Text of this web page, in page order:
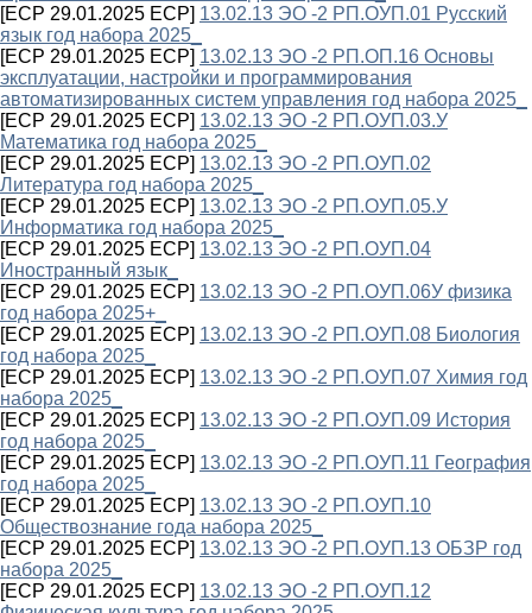
[ECP 29.01.2025 ECP] 13.02.13 ЭО -2 РП.ОУП.01 Русский
язык год набора 2025_
[ECP 29.01.2025 ECP] 13.02.13 ЭО -2 РП.ОП.16 Основы
эксплуатации, настройки и программирования
автоматизированных систем управления год набора 2025_
[ECP 29.01.2025 ECP] 13.02.13 ЭО -2 РП.ОУП.03.У
Математика год набора 2025_
[ECP 29.01.2025 ECP] 13.02.13 ЭО -2 РП.ОУП.02
Литература год набора 2025_
[ECP 29.01.2025 ECP] 13.02.13 ЭО -2 РП.ОУП.05.У
Информатика год набора 2025_
[ECP 29.01.2025 ECP] 13.02.13 ЭО -2 РП.ОУП.04
Иностранный язык_
[ECP 29.01.2025 ECP] 13.02.13 ЭО -2 РП.ОУП.06У физика
год набора 2025+_
[ECP 29.01.2025 ECP] 13.02.13 ЭО -2 РП.ОУП.08 Биология
год набора 2025_
[ECP 29.01.2025 ECP] 13.02.13 ЭО -2 РП.ОУП.07 Химия год
набора 2025_
[ECP 29.01.2025 ECP] 13.02.13 ЭО -2 РП.ОУП.09 История
год набора 2025_
[ECP 29.01.2025 ECP] 13.02.13 ЭО -2 РП.ОУП.11 География
год набора 2025_
[ECP 29.01.2025 ECP] 13.02.13 ЭО -2 РП.ОУП.10
Обществознание года набора 2025_
[ECP 29.01.2025 ECP] 13.02.13 ЭО -2 РП.ОУП.13 ОБЗР год
набора 2025_
[ECP 29.01.2025 ECP] 13.02.13 ЭО -2 РП.ОУП.12